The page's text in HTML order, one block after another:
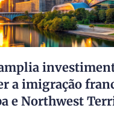
a imigração
e Northwest